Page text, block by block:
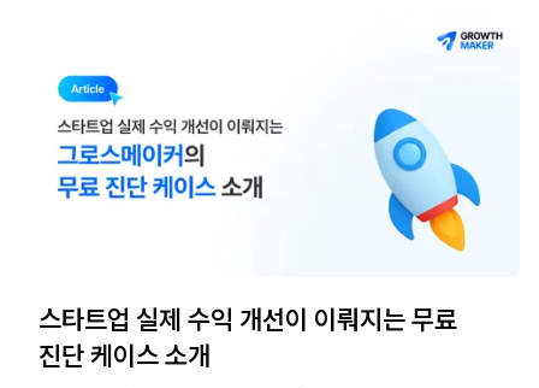
스타트업 실제 수익 개선이 이뤄지는 무료
진단 케이스 소개